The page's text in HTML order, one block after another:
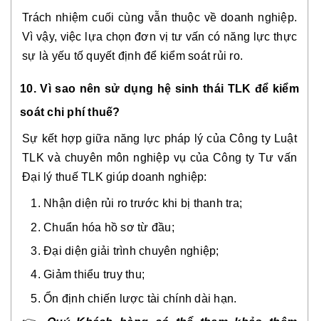
Trách nhiệm cuối cùng vẫn thuộc về doanh nghiệp.
Vì vậy, việc lựa chọn đơn vị tư vấn có năng lực thực
sự là yếu tố quyết định để kiểm soát rủi ro.
10. Vì sao nên sử dụng hệ sinh thái TLK để kiểm
soát chi phí thuế?
Sự kết hợp giữa năng lực pháp lý của Công ty Luật
TLK và chuyên môn nghiệp vụ của Công ty Tư vấn
Đại lý thuế TLK giúp doanh nghiệp:
Nhận diện rủi ro trước khi bị thanh tra;
Chuẩn hóa hồ sơ từ đầu;
Đại diện giải trình chuyên nghiệp;
Giảm thiểu truy thu;
Ổn định chiến lược tài chính dài hạn.